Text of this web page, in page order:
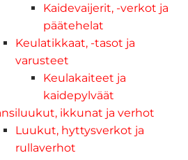
Kaidevaijerit, -verkot ja
päätehelat
Keulatikkaat, -tasot ja
varusteet
Keulakaiteet ja
kaidepylväät
ikkunat ja verhot
Luukut, hyttysverkot ja
rullaverhot